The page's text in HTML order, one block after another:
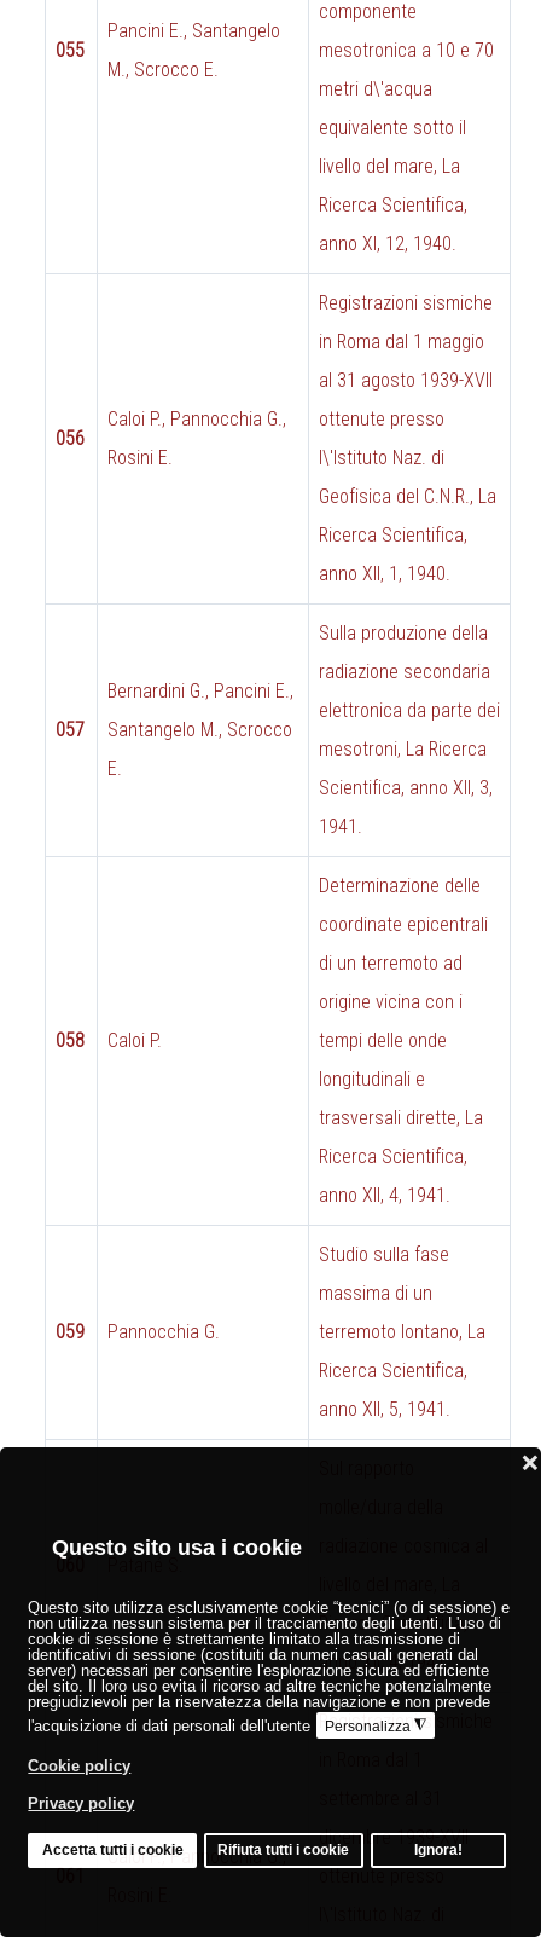
Questo sito usa i cookie
Questo sito utilizza esclusivamente cookie “tecnici” (o di sessione) e
non utilizza nessun sistema per il tracciamento degli utenti. L'uso di
cookie di sessione è strettamente limitato alla trasmissione di
identificativi di sessione (costituiti da numeri casuali generati dal
server) necessari per consentire l'esplorazione sicura ed efficiente
del sito. Il loro uso evita il ricorso ad altre tecniche potenzialmente
pregiudizievoli per la riservatezza della navigazione e non prevede
l'acquisizione di dati personali dell'utente
Personalizza◮
Cookie policy
Privacy policy
Accetta tutti i cookie Rifiuta tutti i cookie Ignora!
❌
055
Pancini E., Santangelo
M., Scrocco E.
componente
mesotronica a 10 e 70
metri d\'acqua
equivalente sotto il
livello del mare, La
Ricerca Scientifica,
anno XI, 12, 1940.
056
Caloi P., Pannocchia G.,
Rosini E.
Registrazioni sismiche
in Roma dal 1 maggio
al 31 agosto 1939-XVII
ottenute presso
l\'Istituto Naz. di
Geofisica del C.N.R., La
Ricerca Scientifica,
anno XII, 1, 1940.
057
Bernardini G., Pancini E.,
Santangelo M., Scrocco
E.
Sulla produzione della
radiazione secondaria
elettronica da parte dei
mesotroni, La Ricerca
Scientifica, anno XII, 3,
1941.
058 Caloi P.
Determinazione delle
coordinate epicentrali
di un terremoto ad
origine vicina con i
tempi delle onde
longitudinali e
trasversali dirette, La
Ricerca Scientifica,
anno XII, 4, 1941.
059 Pannocchia G.
Studio sulla fase
massima di un
terremoto lontano, La
Ricerca Scientifica,
anno XII, 5, 1941.
060
Ricerca Scientifica,
anno XII, 4, 1941.
Caloi P., Pannocchia G.,
Registrazioni sismiche
dicembre 1939-XVII